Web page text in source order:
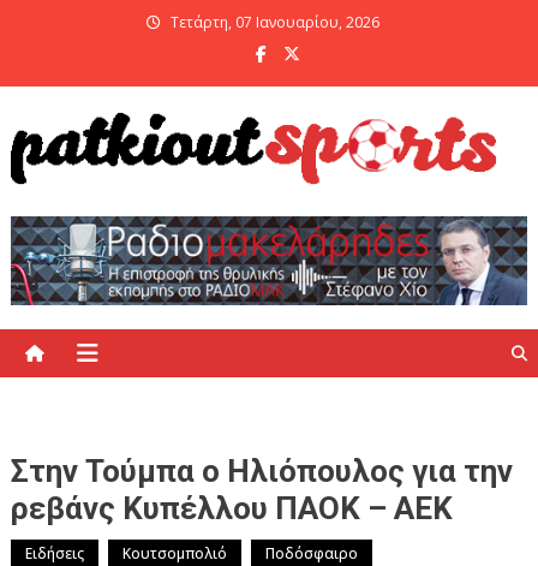
Τετάρτη, 07 Ιανουαρίου, 2026
Στην Τούμπα ο Ηλιόπουλος για την
ρεβάνς Κυπέλλου ΠΑΟΚ – ΑΕΚ
Ειδήσεις Κουτσομπολιό Ποδόσφαιρο